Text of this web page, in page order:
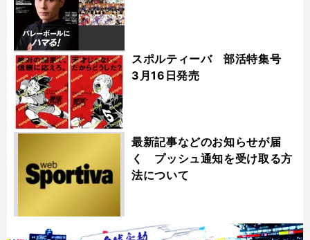
スポルティーバ 部活特集号
3月16日発売
最新記事などのお知らせが届
く プッシュ通知を受け取る方
法について